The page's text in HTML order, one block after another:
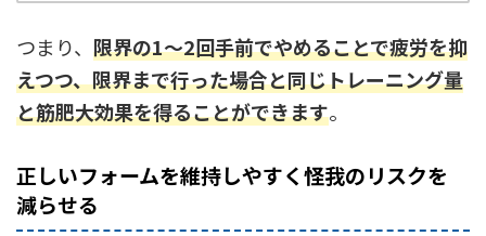
つまり、 限界の1〜2回手前でやめることで疲労を抑
えつつ、限界まで行った場合と同じトレーニング量
と筋肥大効果を得ることができます。
正しいフォームを維持しやすく怪我のリスクを
減らせる